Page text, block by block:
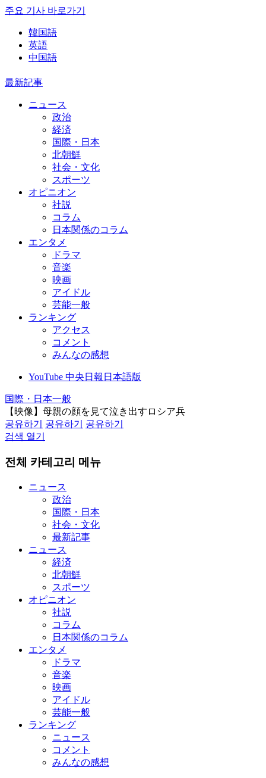
주요 기사 바로가기
韓国語
英語
中国語
最新記事
ニュース
政治
経済
国際・日本
北朝鮮
社会・文化
スポーツ
オピニオン
社説
コラム
日本関係のコラム
エンタメ
ドラマ
音楽
映画
アイドル
芸能一般
ランキング
アクセス
コメント
みんなの感想
YouTube 中央日報日本語版
国際・日本一般
【映像】母親の顔を見て泣き出すロシア兵
공유하기
공유하기
공유하기
검색 열기
전체 카테고리 메뉴
ニュース
政治
国際・日本
社会・文化
最新記事
ニュース
経済
北朝鮮
スポーツ
オピニオン
社説
コラム
日本関係のコラム
エンタメ
ドラマ
音楽
映画
アイドル
芸能一般
ランキング
ニュース
コメント
みんなの感想